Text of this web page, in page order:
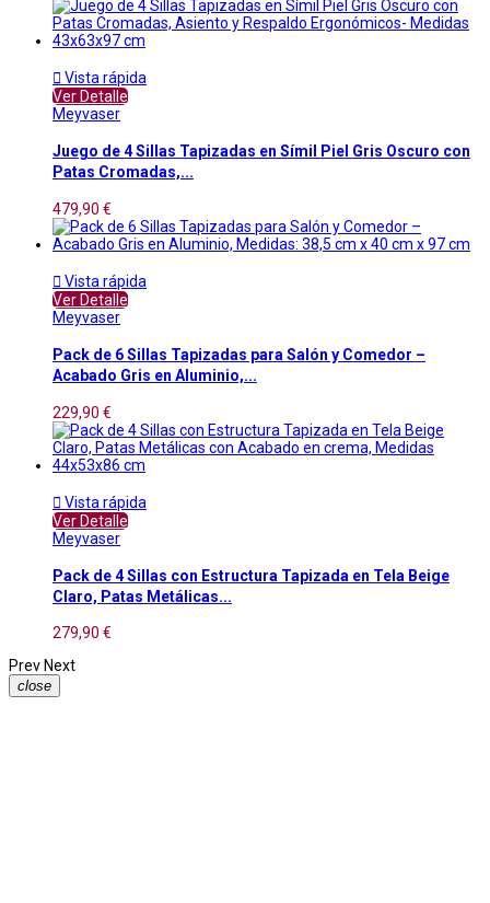
 Vista rápida
Ver Detalle
Meyvaser
Juego de 4 Sillas Tapizadas en Símil Piel Gris Oscuro con
Patas Cromadas,...
479,90 €
 Vista rápida
Ver Detalle
Meyvaser
Pack de 6 Sillas Tapizadas para Salón y Comedor –
Acabado Gris en Aluminio,...
229,90 €
 Vista rápida
Ver Detalle
Meyvaser
Pack de 4 Sillas con Estructura Tapizada en Tela Beige
Claro, Patas Metálicas...
279,90 €
Prev Next
close